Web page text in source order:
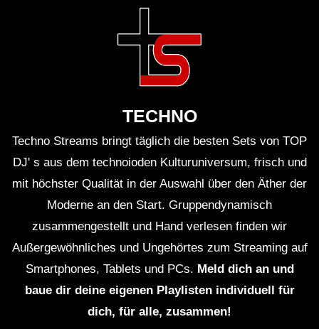
Corespondent – Somebody Like Us
Live set 2021
GEFÜHLSTEKK SET • TEIL 7 • [S.M.] •
2021 •
MOSHTEKK/ROLEXZ/CALYPSO/UVA.
☠ BeatLabor – Ich Zeig Dir Was Die
Bösen Machen I TEKKNATION I
HARDTEKK ☠
GEFÜHLSTEKK SET • TEIL 6 • [S.M.] •
TECHNO
Techno Streams bringt täglich die besten Sets von TOP
DJ' s aus dem technoioden Kulturuniversum, frisch und
mit höchster Qualität in der Auswahl über den Äther der
Moderne an den Start. Gruppendynamisch
zusammengestellt und Hand verlesen finden wir
Außergewöhnliches und Ungehörtes zum Streaming auf
Smartphones, Tablets und PCs. Meld dich an und
baue dir deine eigenen Playlisten individuell für
dich, für alle, zusammen!